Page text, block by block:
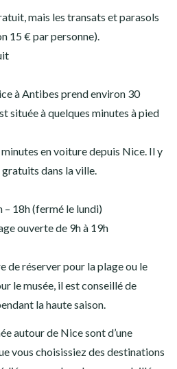
mais les transats et parasols
15 € par personne).
à Antibes prend environ 30
située à quelques minutes à pied
en voiture depuis Nice. Il y
dans la ville.
– 18h (fermé le lundi)
ouverte de 9h à 19h
de réserver pour la plage ou le
le musée, il est conseillé de
la haute saison.
autour de Nice sont d’une
vous choisissiez des destinations